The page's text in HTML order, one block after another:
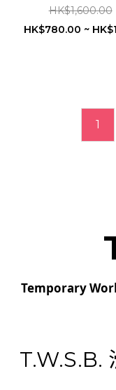
變色 / AF 亞洲臉型
RIDGE 高對比鏡片 /
換鼻墊設計
HK$1,600.00
HK$780.00 ~
1
Temporary
T.W.S.B.